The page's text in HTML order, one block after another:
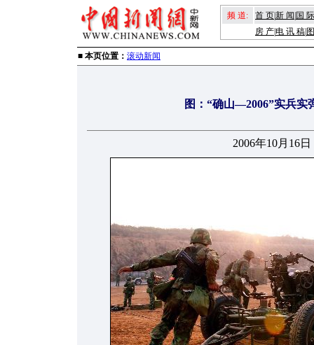
频 道: 首 页新 闻 国 际
房 产电 讯 稿
■ 本页位置： 滚动新闻
图：“确山—2006”实兵实
2006年10月16日